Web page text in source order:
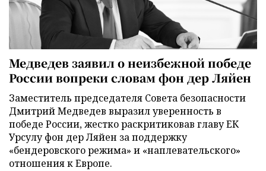
Медведев заявил о неизбежной победе
России вопреки словам фон дер Ляйен
Заместитель председателя Совета безопасности
Дмитрий Медведев выразил уверенность в
победе России, жестко раскритиковав главу ЕК
Урсулу фон дер Ляйен за поддержку
«бендеровского режима» и «наплевательского»
отношения к Европе.